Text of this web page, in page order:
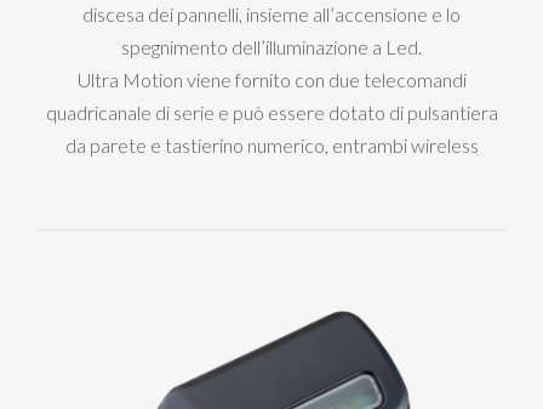
discesa dei pannelli, insieme all’accensione e lo
spegnimento dell’illuminazione a Led.
Ultra Motion viene fornito con due telecomandi
quadricanale di serie e può essere dotato di pulsantiera
da parete e tastierino numerico, entrambi wireless